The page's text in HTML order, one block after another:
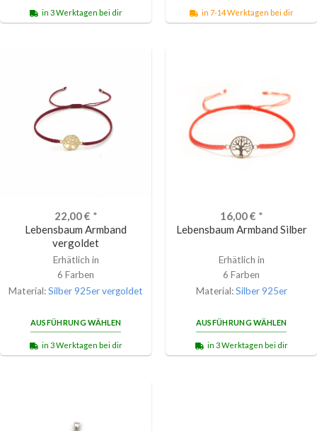
in 3 Werktagen bei dir in 7-14 Werktagen bei dir
22,00€ *
Lebensbaum Armband
vergoldet
Erhätlich in
6 Farben
Material:Silber 925er vergoldet
AUSFÜHRUNG WÄHLEN
in 3 Werktagen bei dir
16,00€ *
Lebensbaum Armband Silber
Erhätlich in
6 Farben
Material:Silber 925er
AUSFÜHRUNG WÄHLEN
in 3 Werktagen bei dir